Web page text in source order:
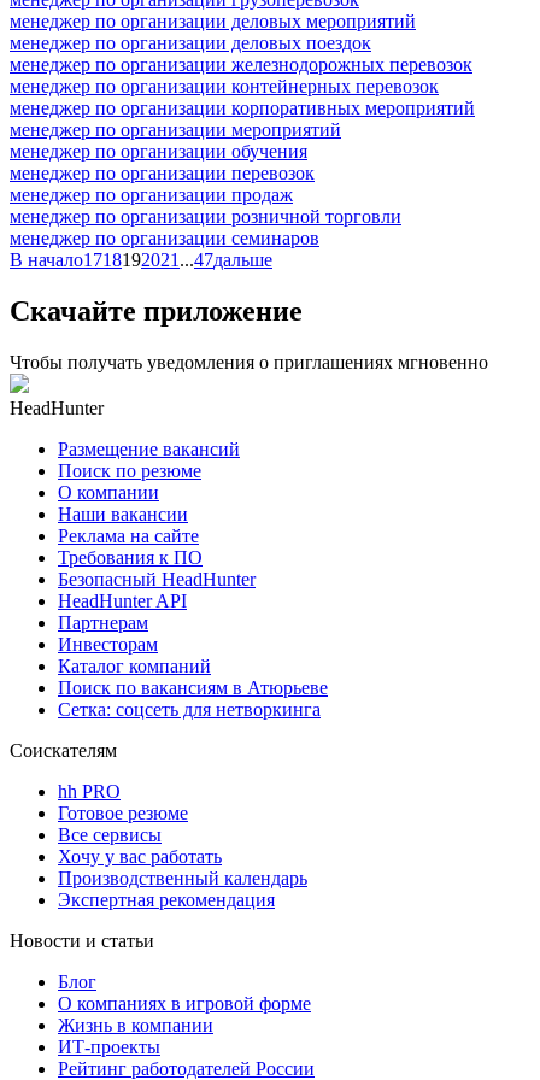
менеджер по организации деловых мероприятий
менеджер по организации деловых поездок
менеджер по организации железнодорожных перевозок
менеджер по организации контейнерных перевозок
менеджер по организации корпоративных мероприятий
менеджер по организации мероприятий
менеджер по организации обучения
менеджер по организации перевозок
менеджер по организации продаж
менеджер по организации розничной торговли
менеджер по организации семинаров
В начало1718192021 ...47дальше
Скачайте приложение
Чтобы получать уведомления о приглашениях мгновенно
HeadHunter
Размещение вакансий
Поиск по резюме
О компании
Наши вакансии
Реклама на сайте
Требования к ПО
Безопасный HeadHunter
HeadHunter API
Партнерам
Инвесторам
Каталог компаний
Поиск по вакансиям в Атюрьеве
Сетка: соцсеть для нетворкинга
Соискателям
hh PRO
Готовое резюме
Все сервисы
Хочу у вас работать
Производственный календарь
Экспертная рекомендация
Новости и статьи
Блог
О компаниях в игровой форме
Жизнь в компании
ИТ-проекты
Рейтинг работодателей России